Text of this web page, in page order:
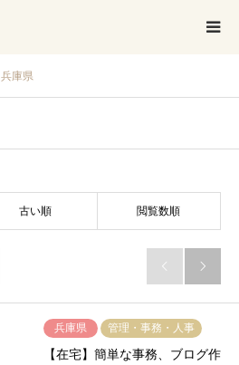
兵庫県
古い順 閲覧数順
 
兵庫県 管理・事務・人事
【在宅】簡単な事務、ブログ作